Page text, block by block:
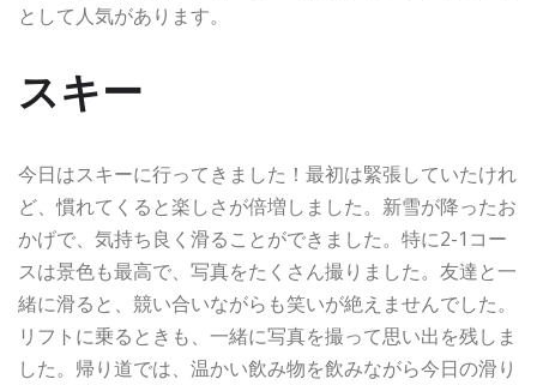
として人気があります。
スキー
今日はスキーに行ってきました！最初は緊張していたけれ
ど、慣れてくると楽しさが倍増しました。新雪が降ったお
かげで、気持ち良く滑ることができました。特に2-1コー
スは景色も最高で、写真をたくさん撮りました。友達と一
緒に滑ると、競い合いながらも笑いが絶えませんでした。
リフトに乗るときも、一緒に写真を撮って思い出を残しま
した。帰り道では、温かい飲み物を飲みながら今日の滑り